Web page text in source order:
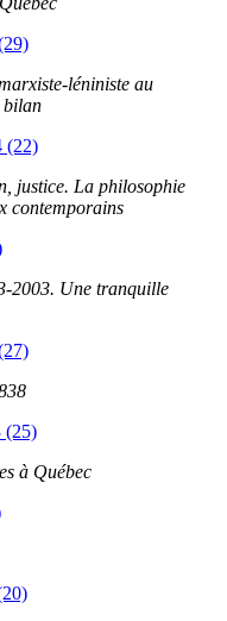
léniniste au
bilan
(22)
justice. La philosophie
contemporains
2003. Une tranquille
(25)
à Québec